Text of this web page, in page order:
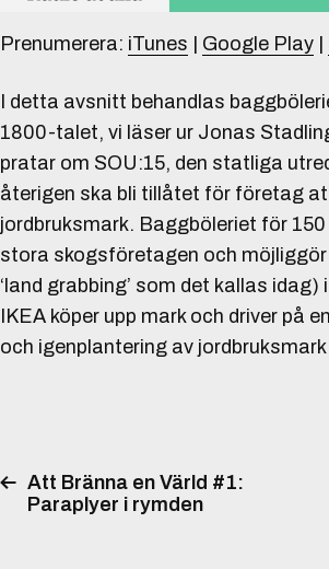
Prenumerera: iTunes | Google Play |
I detta avsnitt behandlas
1800-talet, vi läser ur Jonas
pratar om SOU:15, den statliga
återigen ska bli tillåtet för företag
jordbruksmark. Baggböleriet för
stora skogsföretagen och
‘land grabbing’ som det kallas
IKEA köper upp mark och driver på
och igenplantering av
Att Bränna en Värld #1:
Paraplyer i rymden